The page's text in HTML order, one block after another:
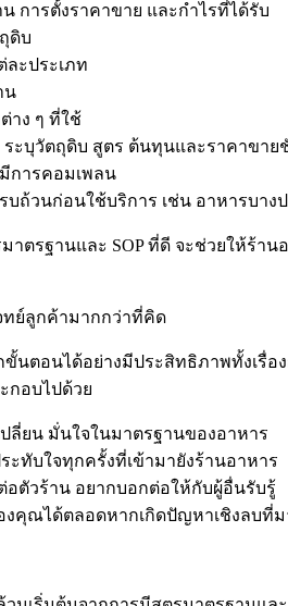
การตั้งราคาขาย และกำไรที่ได้รับ
ดิบ
ะประเภท
น
าง ๆ ที่ใช้
ระบุวัตถุดิบ สูตร ต้นทุนและราคาขาย
การคอมเพลน
ถ้วนก่อนใช้บริการ เช่น อาหารบาง
าตรฐานและ SOP ที่ดี จะช่วยให้ร้า
ทย์ลูกค้ามากกว่าที่คิด
นตอนได้อย่างมีประสิทธิภาพทั้งเรื่
กอบไปด้วย
ลี่ยน มั่นใจในมาตรฐานของอาหาร
ะทับใจทุกครั้งที่เข้ามายังร้านอาหาร
อตัวร้าน อยากบอกต่อให้กับผู้อื่นรับรู้
คุณได้ตลอดหากเกิดปัญหาเชิงลบที่